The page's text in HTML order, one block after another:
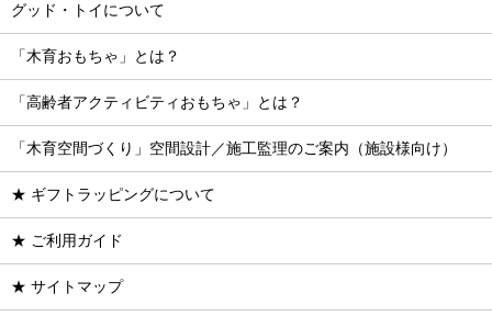
グッド・トイについて
「木育おもちゃ」とは？
「高齢者アクティビティおもちゃ」とは？
「木育空間づくり」空間設計／施工監理のご案内（施設様向け）
★ ギフトラッピングについて
★ ご利用ガイド
★ サイトマップ